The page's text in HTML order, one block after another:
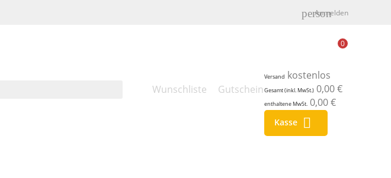
person
Anmelden
Wunschliste Gutschein
0
Versand kostenlos
Gesamt (inkl. MwSt.) 0,00 €
enthaltene MwSt. 0,00 €
Kasse 